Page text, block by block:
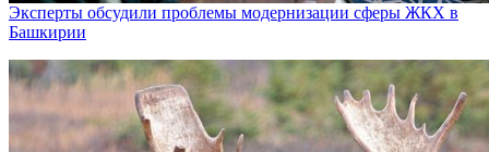
Эксперты обсудили проблемы модернизации сферы ЖКХ в
Башкирии